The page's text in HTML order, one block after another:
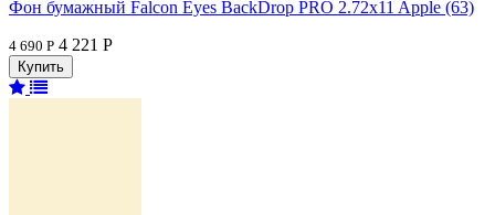
Фон бумажный Falcon Eyes BackDrop PRO 2.72x11 Apple (63)
4 690 Р 4 221 Р